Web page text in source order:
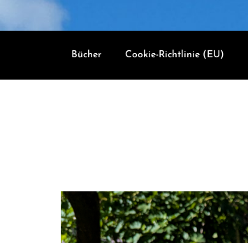
Bücher Cookie-Richtlinie (EU)